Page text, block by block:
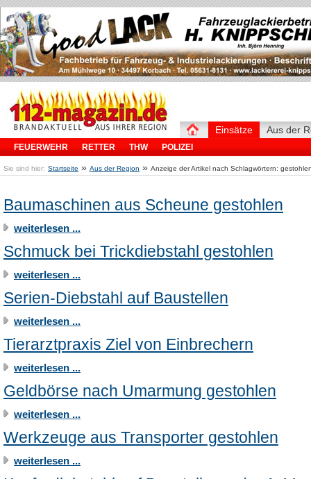
Einsätze
FEUERWEHR RETTER THW POLIZEI
Aus der
Sie sind hier: Startseite » Aus der Region » Anzeige der Artikel nach Schlagwörtern:
Baumaschinen aus Scheune gestohlen
weiterlesen ...
Schmuck bei Trickdiebstahl gestohlen
weiterlesen ...
Serien-Diebstahl auf Baustellen
weiterlesen ...
Tierarztpraxis Ziel von Einbrechern
weiterlesen ...
Geldbörse nach Umarmung gestohlen
weiterlesen ...
Werkzeuge aus Transporter gestohlen
weiterlesen ...